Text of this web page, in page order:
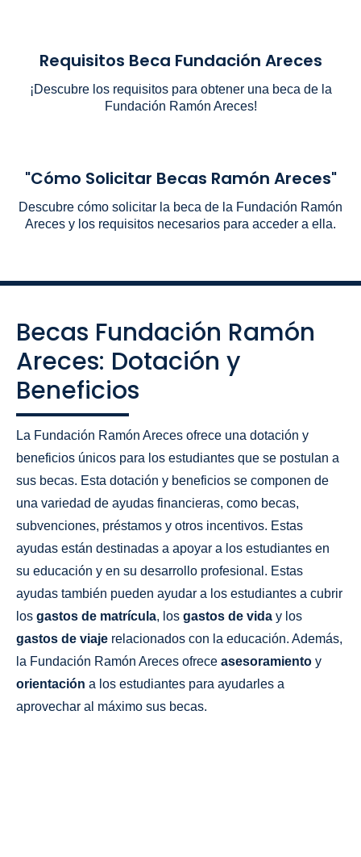
Requisitos Beca Fundación Areces
¡Descubre los requisitos para obtener una beca de la
Fundación Ramón Areces!
"Cómo Solicitar Becas Ramón Areces"
Descubre cómo solicitar la beca de la Fundación Ramón
Areces y los requisitos necesarios para acceder a ella.
Becas Fundación Ramón
Areces: Dotación y
Beneficios
La Fundación Ramón Areces ofrece una dotación y
beneficios únicos para los estudiantes que se postulan a
sus becas. Esta dotación y beneficios se componen de
una variedad de ayudas financieras, como becas,
subvenciones, préstamos y otros incentivos. Estas
ayudas están destinadas a apoyar a los estudiantes en
su educación y en su desarrollo profesional. Estas
ayudas también pueden ayudar a los estudiantes a cubrir
los gastos de matrícula, los gastos de vida y los
gastos de viaje relacionados con la educación. Además,
la Fundación Ramón Areces ofrece asesoramiento y
orientación a los estudiantes para ayudarles a
aprovechar al máximo sus becas.